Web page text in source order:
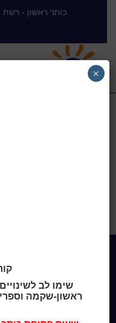
כותר ראשון - רשת
בקומה זקופה :
מי אנחנו
מידע לנרשמים
שימו לב
ראשון-שקמה
×